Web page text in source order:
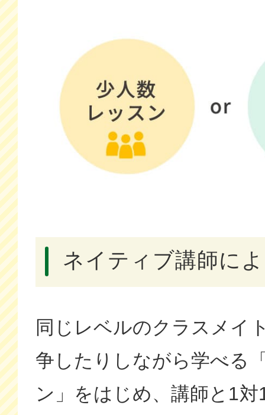
ネイティブ講師に
同じレベルのクラスメイ
争したりしながら学べる
ン」をはじめ、講師と1